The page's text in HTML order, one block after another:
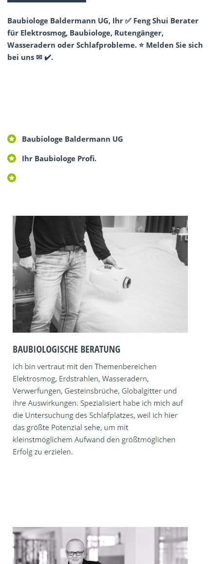
Baubiologe Baldermann UG, Ihr ✅ Feng Shui Berater
für Elektrosmog, Baubiologe, Rutengänger,
Wasseradern oder Schlafprobleme. ⭐ Melden Sie sich
bei uns ✉ ✔️.
Baubiologe Baldermann UG
Ihr Baubiologe Profi.